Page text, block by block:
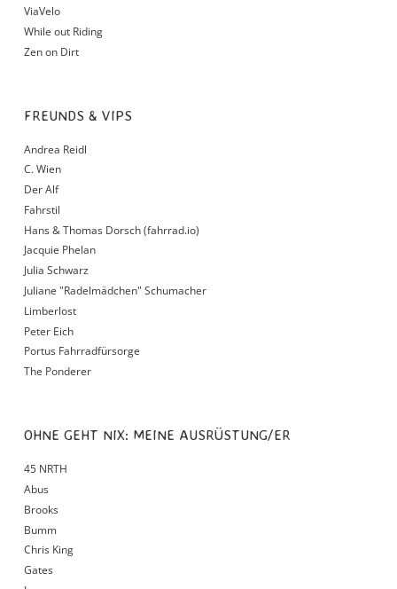
ViaVelo
While out Riding
Zen on Dirt
FREUNDS & VIPS
Andrea Reidl
C. Wien
Der Alf
Fahrstil
Hans & Thomas Dorsch (fahrrad.io)
Jacquie Phelan
Julia Schwarz
Juliane "Radelmädchen" Schumacher
Limberlost
Peter Eich
Portus Fahrradfürsorge
The Ponderer
OHNE GEHT NIX: MEINE AUSRÜSTUNG/ER
45 NRTH
Abus
Brooks
Bumm
Chris King
Gates